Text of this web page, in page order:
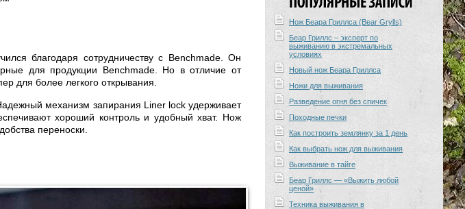
благодаря сотрудничеству с Benchmade. Он
для продукции Benchmade. Но в отличие от
для более легкого открывания.
механизм запирания Liner lock удерживает
хороший контроль и удобный хват. Нож
переноски.
Нож Беара Гриллса (Bear Grylls)
Беар Гриллс – эксперт по
выживанию в экстремальных
условиях
Новый нож Беара Гриллса
Ножи для выживания
Разведение огня без спичек
Походные печки
Как построить землянку за 1 день
Как выбрать нож для выживания
Выживание в тайге
Беар Гриллс — «Выжить любой
ценой»
Техника выживания в